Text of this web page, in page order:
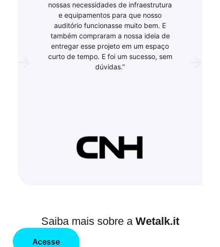
nossas necessidades de infraestrutura
e equipamentos para que nosso
auditório funcionasse muito bem. E
também compraram a nossa ideia de
entregar esse projeto em um espaço
curto de tempo. E foi um sucesso, sem
dúvidas.”
Saiba mais sobre a Wetalk.it
Acesse